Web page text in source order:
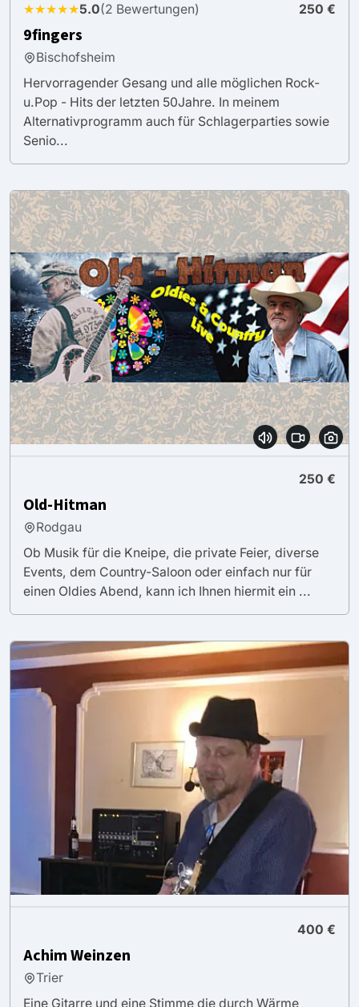
★★★★★5.0(2 Bewertungen) 250 €
9fingers
Bischofsheim
Hervorragender Gesang und alle möglichen Rock-
u.Pop - Hits der letzten 50Jahre. In meinem
Alternativprogramm auch für Schlagerparties sowie
Senio...
250 €
Old-Hitman
Rodgau
Ob Musik für die Kneipe, die private Feier, diverse
Events, dem Country-Saloon oder einfach nur für
einen Oldies Abend, kann ich Ihnen hiermit ein ...
400 €
Achim Weinzen
Trier
Eine Gitarre und eine Stimme die durch Wärme